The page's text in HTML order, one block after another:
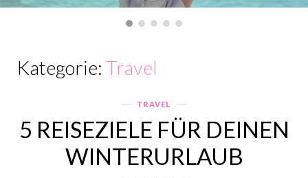
Kategorie: Travel
Categories
TRAVEL
5 REISEZIELE FÜR DEINEN
WINTERURLAUB